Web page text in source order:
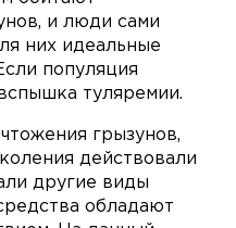
и люди сами
них идеальные
популяция
туляремии.
грызунов,
действовали
другие виды
обладают